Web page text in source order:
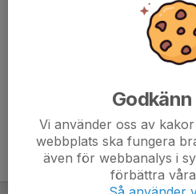
Vi använder oss av
webbplats ska fungera
även för webbanalys i
förbättra